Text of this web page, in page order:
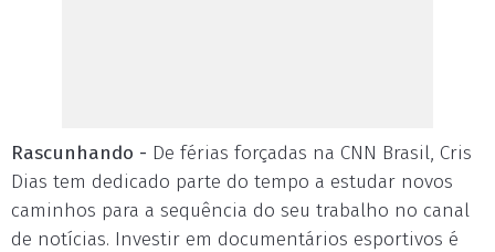
Rascunhando - De férias forçadas na CNN Brasil, Cris
Dias tem dedicado parte do tempo a estudar novos
caminhos para a sequência do seu trabalho no canal
de notícias. Investir em documentários esportivos é